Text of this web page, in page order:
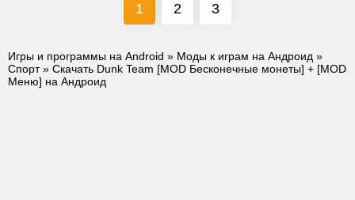
1 2 3
Игры и программы на Android » Моды к играм на Андроид »
Спорт» Скачать Dunk Team [MOD Бесконечные монеты] + [MOD
Меню] на Андроид